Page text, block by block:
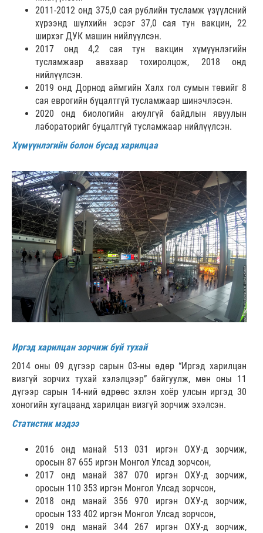
2011-2012 онд 375,0 сая рублийн тусламж үзүүлсний
хүрээнд шүлхийн эсрэг 37,0 сая тун вакцин, 22
ширхэг ДУК машин нийлүүлсэн.
2017 онд 4,2 сая тун вакцин хүмүүнлэгийн
тусламжаар авахаар тохиролцож, 2018 онд
нийлүүлсэн.
2019 онд Дорнод аймгийн Халх гол сумын төвийг 8
сая еврогийн бүцалтгүй тусламжаар шинэчлэсэн.
2020 онд биологийн аюулгүй байдлын явуулын
лабораторийг буцалтгүй тусламжаар нийлүүлсэн.
Хүмүүнлэгийн болон бусад харилцаа
Иргэд харилцан зорчиж буй тухай
2014 оны 09 дүгээр сарын 03-ны өдөр “Иргэд харилцан
визгүй зорчих тухай хэлэлцээр” байгуулж, мөн оны 11
дүгээр сарын 14-ний өдрөөс эхлэн хоёр улсын иргэд 30
хоногийн хугацаанд харилцан визгүй зорчиж эхэлсэн.
Статистик мэдээ
2016 онд манай 513 031 иргэн ОХУ-д зорчиж,
оросын 87 655 иргэн Монгол Улсад зорчсон,
2017 онд манай 387 070 иргэн ОХУ-д зорчиж,
оросын 110 353 иргэн Монгол Улсад зорчсон,
2018 онд манай 356 970 иргэн ОХУ-д зорчиж,
оросын 133 402 иргэн Монгол Улсад зорчсон,
2019 онд манай 344 267 иргэн ОХУ-д зорчиж,